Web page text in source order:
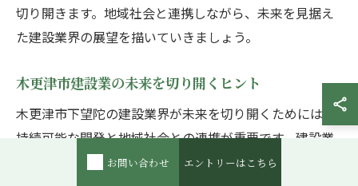
切り開きます。地域社会と連携しながら、未来を見据え
た建設業界の展望を描いていきましょう。
木更津市建設業の未来を切り開くヒント
木更津市下望陀の建設業界が未来を切り開くためには、
持続可能な開発と地域社会との連携が重要です。建設業
スタッフは、環境に配慮した施工方法や最新技術の導入
お問い合わせ エントリーはこちら